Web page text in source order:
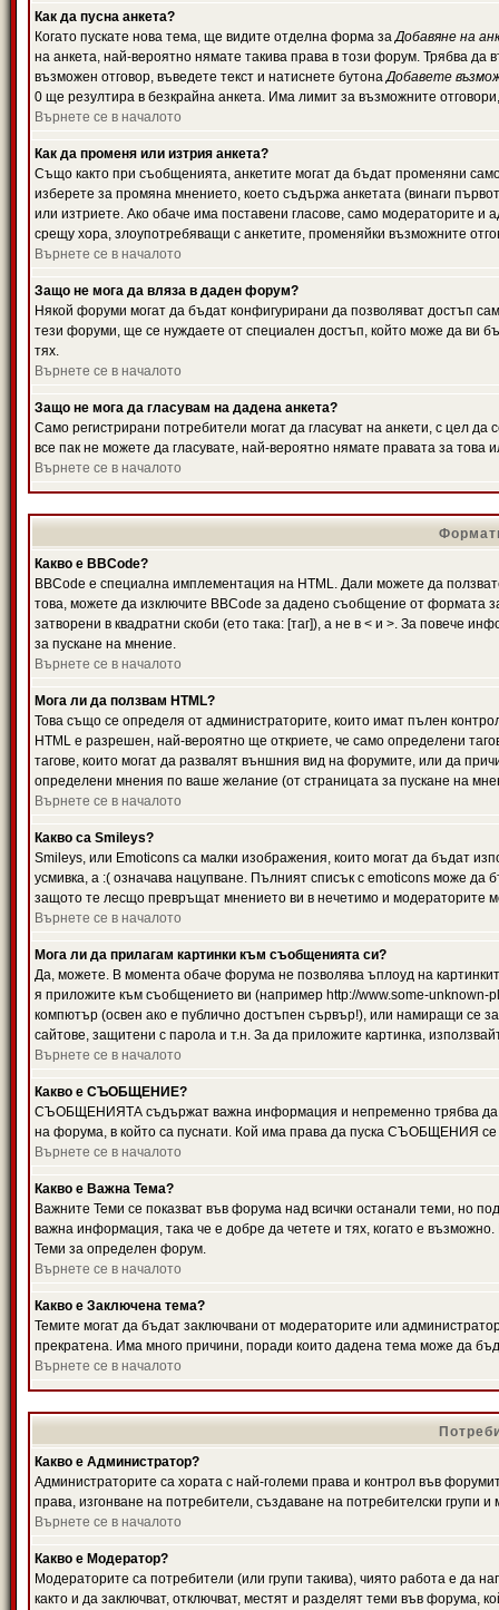
Как да пусна анкета?
Когато пускате нова тема, ще видите отделна форма заДобавяне на
на анкета, най-вероятно нямате такива права в този форум. Трябва да
възможен отговор, въведете текст и натиснете бутонаДобавете
0 ще резултира в безкрайна анкета. Има лимит за възможните
Върнете се в началото
Как да променя или изтрия анкета?
Също както при съобщенията, анкетите могат да бъдат променяни
изберете за промяна мнението, което съдържа анкетата (винаги
или изтриете. Ако обаче има поставени гласове, само модераторите и
срещу хора, злоупотребяващи с анкетите, променяйки възможните
Върнете се в началото
Защо не мога да вляза в даден форум?
Някой форуми могат да бъдат конфигурирани да позволяват достъп
тези форуми, ще се нуждаете от специален достъп, който може да ви
тях.
Върнете се в началото
Защо не мога да гласувам на дадена анкета?
Само регистрирани потребители могат да гласуват на анкети, с цел
все пак не можете да гласувате, най-вероятно нямате правата за това
Върнете се в началото
Какво е BBCode?
BBCode е специална имплементация на HTML. Дали можете да
това, можете да изключите BBCode за дадено съобщение от формата
затворени в квадратни скоби (ето така: [таг]), а не в < и >. За повече
за пускане на мнение.
Върнете се в началото
Мога ли да ползвам HTML?
Това също се определя от администраторите, които имат пълен
HTML е разрешен, най-вероятно ще откриете, че само определени
тагове, които могат да развалят външния вид на форумите, или да
определени мнения по ваше желание (от страницата за пускане на
Върнете се в началото
Какво са Smileys?
Smileys, или Emoticons са малки изображения, които могат да бъдат
усмивка, а :( означава нацупване. Пълният списък с emoticons може да
защото те лесщо превръщат мнението ви в нечетимо и модераторите
Върнете се в началото
Мога ли да прилагам картинки към съобщенията си?
Да, можете. В момента обаче форума не позволява ъплоуд на
я приложите към съобщението ви (например http://www.some-
компютър (освен ако е публично достъпен сървър!), или намиращи се
сайтове, защитени с парола и т.н. За да приложите картинка,
Върнете се в началото
Какво е СЪОБЩЕНИЕ?
СЪОБЩЕНИЯТА съдържат важна информация и непременно трябва да
на форума, в който са пуснати. Кой има права да пуска СЪОБЩЕНИЯ се
Върнете се в началото
Какво е Важна Тема?
Важните Теми се показват във форума над всички останали теми,
важна информация, така че е добре да четете и тях, когато е
Теми за определен форум.
Върнете се в началото
Какво е Заключена тема?
Темите могат да бъдат заключвани от модераторите или
прекратена. Има много причини, поради които дадена тема може да
Върнете се в началото
Какво е Администратор?
Администраторите са хората с най-големи права и контрол във
права, изгонване на потребители, създаване на потребителски групи
Върнете се в началото
Какво е Модератор?
Модераторите са потребители (или групи такива), чиято работа е да
както и да заключват, отключват, местят и разделят теми във форума,